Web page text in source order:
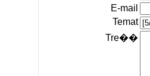
E-mail
Temat
Tre��